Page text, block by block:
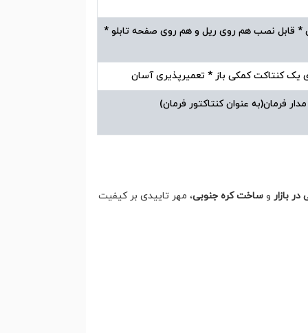
* قابل نصب هم روی ریل و هم روی صفحه تابلو *
یک کنتاکت کمکی باز * تعمیرپذیری آسان
فرمان(به عنوان کنتاکتور فرمان)
در بازارو ساخت کره جنوبی، مهر تاییدی بر کیفیت